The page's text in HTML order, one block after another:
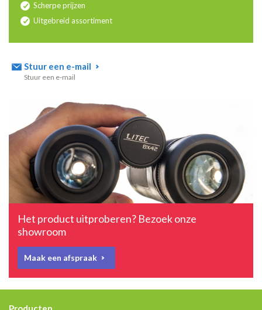
Scherpe prijzen
Uitgebreid assortiment
Stuur een e-mail
Stuur een e-mail
Het product uitproberen? Bezoek onze
showroom
Maak een afspraak